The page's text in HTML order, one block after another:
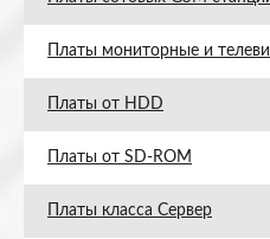
Платы мониторные и
Платы от HDD
Платы от SD-ROM
Платы класса Сервер